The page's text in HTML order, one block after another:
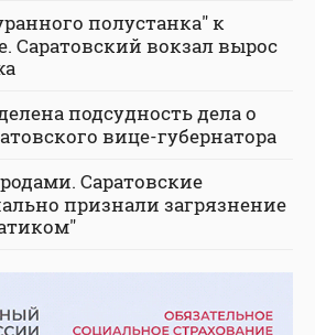
полустанка" к
Саратовский вокзал вырос
подсудность дела о
вице-губернатора
Саратовские
признали загрязнение